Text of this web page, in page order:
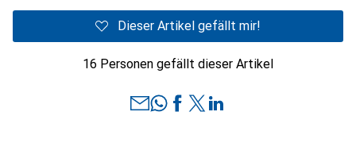
Dieser Artikel gefällt mir!
16 Personen gefällt dieser Artikel